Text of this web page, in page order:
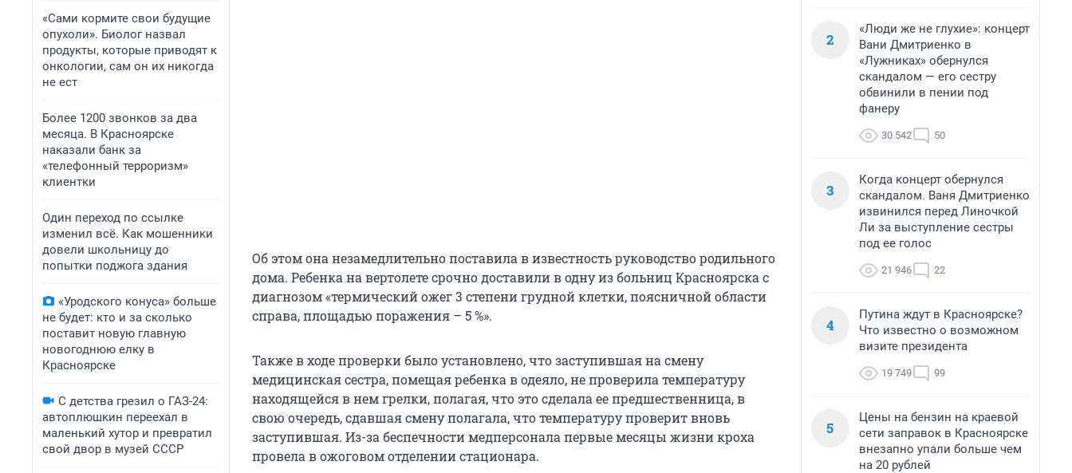
«Сами кормите свои будущие
опухоли». Биолог назвал
продукты, которые приводят к
онкологии, сам он их никогда
не ест
Более 1200 звонков за два
месяца. В Красноярске
наказали банк за
«телефонный терроризм»
клиентки
Один переход по ссылке
изменил всё. Как мошенники
довели школьницу до
попытки поджога здания
«Уродского конуса» больше
не будет: кто и за сколько
поставит новую главную
новогоднюю елку в
Красноярске
С детства грезил о ГАЗ-24:
автоплюшкин переехал в
маленький хутор и превратил
свой двор в музей СССР
Об этом она незамедлительно поставила в известность руководство родильного
дома. Ребенка на вертолете срочно доставили в одну из больниц Красноярска с
диагнозом «термический ожег 3 степени грудной клетки, поясничной области
справа, площадью поражения – 5 %».
Также в ходе проверки было установлено, что заступившая на смену
медицинская сестра, помещая ребенка в одеяло, не проверила температуру
находящейся в нем грелки, полагая, что это сделала ее предшественница, в
свою очередь, сдавшая смену полагала, что температуру проверит вновь
заступившая. Из-за беспечности медперсонала первые месяцы жизни кроха
провела в ожоговом отделении стационара.
2
«Люди же не глухие»: концерт
Вани Дмитриенко в
«Лужниках» обернулся
скандалом — его сестру
обвинили в пении под
фанеру
30 542 50
3
Когда концерт обернулся
скандалом. Ваня Дмитриенко
извинился перед Линочкой
Ли за выступление сестры
под ее голос
21 946 22
4
Путина ждут в Красноярске?
Что известно о возможном
визите президента
19 749 99
5
Цены на бензин на краевой
сети заправок в Красноярске
внезапно упали больше чем
на 20 рублей